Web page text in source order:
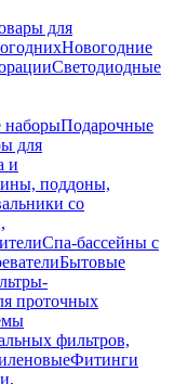
для
Новогодние
Светодиодные
наборыПодарочные
для
и
поддоны,
со
Спа-бассейны с
Бытовые
проточных
фильтров,
Фитинги